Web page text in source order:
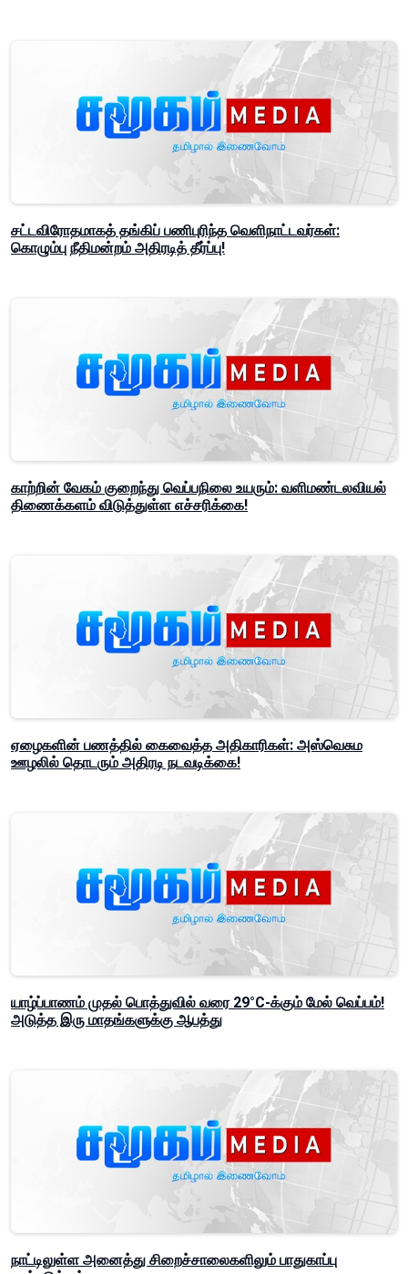
சட்டவிரோதமாகத் தங்கிப் பணிபுரிந்த வெளிநாட்டவர்கள்:
கொழும்பு நீதிமன்றம் அதிரடித் தீர்ப்பு!
காற்றின் வேகம் குறைந்து வெப்பநிலை உயரும்: வளிமண்டலவியல்
திணைக்களம் விடுத்துள்ள எச்சரிக்கை!
ஏழைகளின் பணத்தில் கைவைத்த அதிகாரிகள்: அஸ்வெசும
ஊழலில் தொடரும் அதிரடி நடவடிக்கை!
யாழ்ப்பாணம் முதல் பொத்துவில் வரை 29°C-க்கும் மேல் வெப்பம்!
அடுத்த இரு மாதங்களுக்கு ஆபத்து
நாட்டிலுள்ள அனைத்து சிறைச்சாலைகளிலும் பாதுகாப்பு